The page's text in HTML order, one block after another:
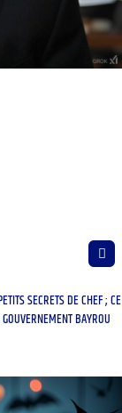
SECRETS DE CHEF ; CE
BAYROU